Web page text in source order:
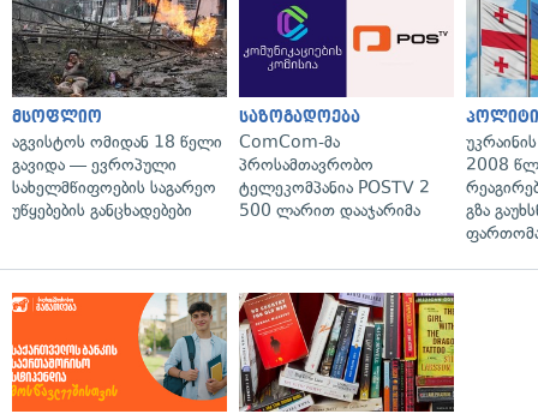
მსოფლიო
აგვისტოს ომიდან 18 წელი
გავიდა — ევროპული
სახელმწიფოების საგარეო
უწყებების განცხადებები
საზოგადოება
ComCom-მა
პროსამთავრობო
ტელეკომპანია POSTV 2
500 ლარით დააჯარიმა
2008
გზა